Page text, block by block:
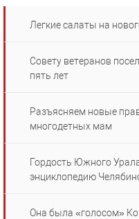
Легкие салаты на
Совету ветеранов
пять лет
Разъясняем новые
многодетных мам
Гордость Южного
энциклопедию
Она была «голосом»